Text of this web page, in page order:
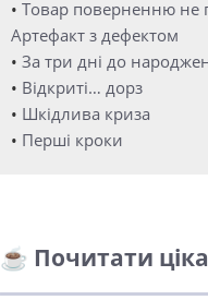
• Товар поверненню не
Артефакт з дефектом
• За три дні до
• Відкриті… дорз
• Шкідлива криза
• Перші кроки
☕ Почитати